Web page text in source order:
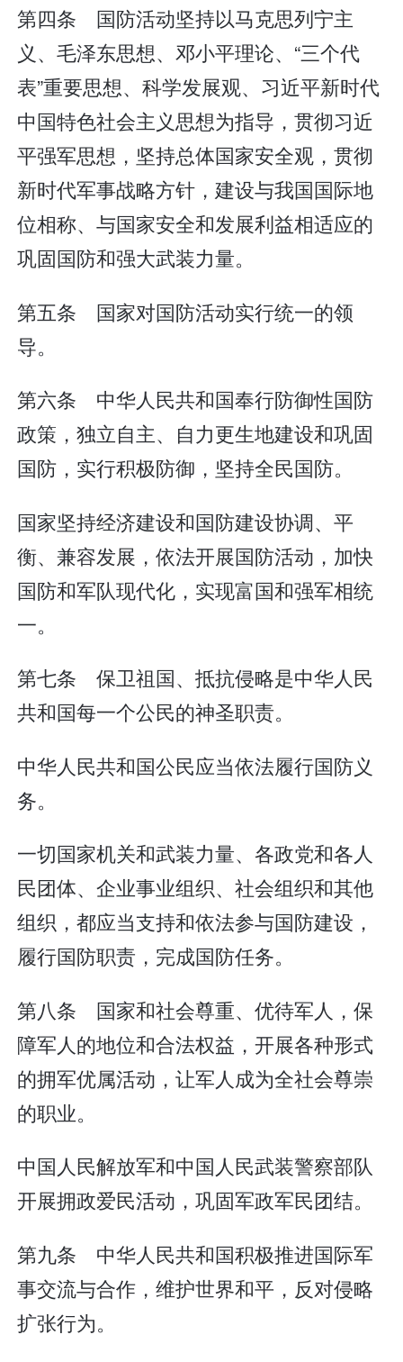
第四条 国防活动坚持以马克思列宁主
义、毛泽东思想、邓小平理论、“三个代
表”重要思想、科学发展观、习近平新时代
中国特色社会主义思想为指导，贯彻习近
平强军思想，坚持总体国家安全观，贯彻
新时代军事战略方针，建设与我国国际地
位相称、与国家安全和发展利益相适应的
巩固国防和强大武装力量。
第五条 国家对国防活动实行统一的领
导。
第六条 中华人民共和国奉行防御性国防
政策，独立自主、自力更生地建设和巩固
国防，实行积极防御，坚持全民国防。
国家坚持经济建设和国防建设协调、平
衡、兼容发展，依法开展国防活动，加快
国防和军队现代化，实现富国和强军相统
一。
第七条 保卫祖国、抵抗侵略是中华人民
共和国每一个公民的神圣职责。
中华人民共和国公民应当依法履行国防义
务。
一切国家机关和武装力量、各政党和各人
民团体、企业事业组织、社会组织和其他
组织，都应当支持和依法参与国防建设，
履行国防职责，完成国防任务。
第八条 国家和社会尊重、优待军人，保
障军人的地位和合法权益，开展各种形式
的拥军优属活动，让军人成为全社会尊崇
的职业。
中国人民解放军和中国人民武装警察部队
开展拥政爱民活动，巩固军政军民团结。
第九条 中华人民共和国积极推进国际军
事交流与合作，维护世界和平，反对侵略
扩张行为。